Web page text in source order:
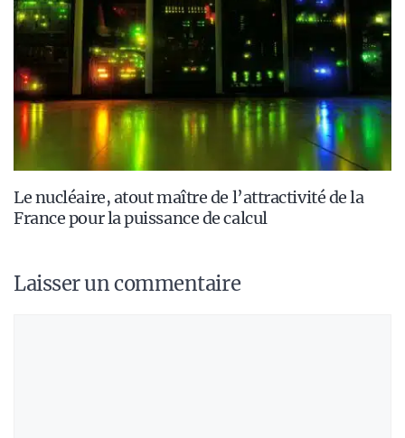
Le nucléaire, atout maître de l’attractivité de la
France pour la puissance de calcul
Laisser un commentaire